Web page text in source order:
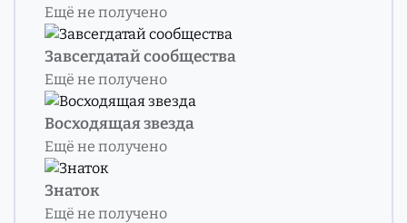
Ещё не получено
Завсегдатай сообщества
Ещё не получено
Восходящая звезда
Ещё не получено
Знаток
Ещё не получено